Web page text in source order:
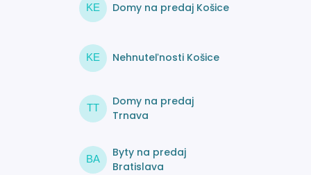
KE Domy na predaj Košice
KE Nehnuteľnosti Košice
TT
Domy na predaj
Trnava
BA
Byty na predaj
Bratislava